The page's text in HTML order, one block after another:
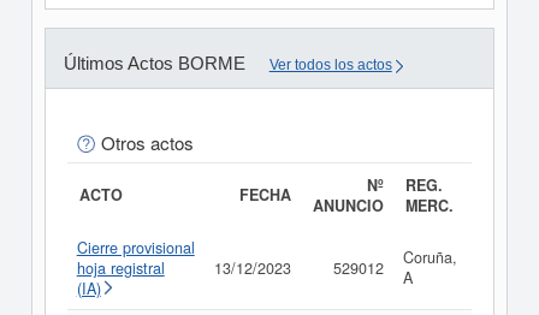
Últimos Actos BORME Ver todos los actos
Otros actos
ACTO FECHA
Nº
ANUNCIO
REG.
MERC.
Cierre provisional
hoja registral
(IA)
13/12/2023 529012
Coruña,
A